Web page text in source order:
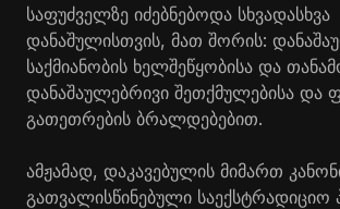
საფუძველზე იძებნებოდა სხვადასხვა
დანაშულისთვის, მათ შორის:
საქმიანობის ხელშეწყობისა და
დანაშაულებრივი შეთქმულებისა და
გათეთრების ბრალდებებით.
ამჟამად, დაკავებულის მიმართ
გათვალისწინებული